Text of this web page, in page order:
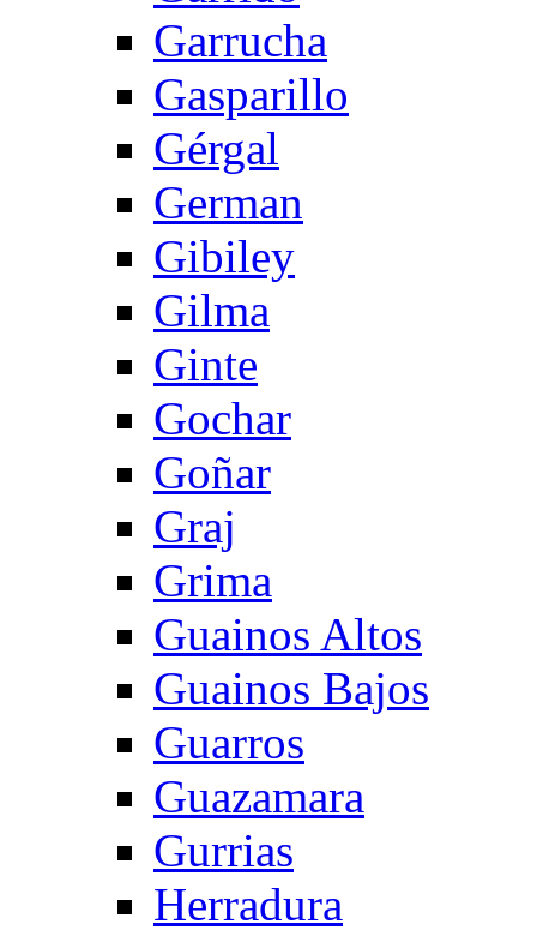
Garrucha
Gasparillo
Gérgal
German
Gibiley
Gilma
Ginte
Gochar
Goñar
Graj
Grima
Guainos Altos
Guainos Bajos
Guarros
Guazamara
Gurrias
Herradura